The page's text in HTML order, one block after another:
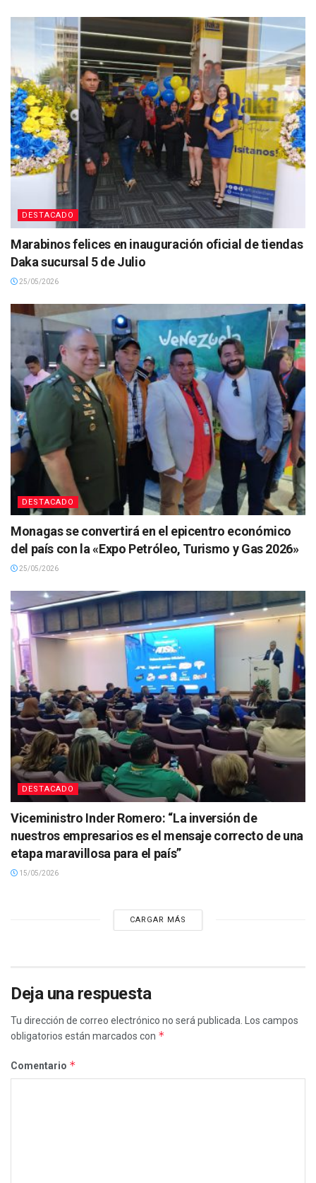
DESTACADO
Marabinos felices en inauguración oficial de tiendas
Daka sucursal 5 de Julio
25/05/2026
DESTACADO
Monagas se convertirá en el epicentro económico
del país con la «Expo Petróleo, Turismo y Gas 2026»
25/05/2026
DESTACADO
Viceministro Inder Romero: “La inversión de
nuestros empresarios es el mensaje correcto de una
etapa maravillosa para el país”
15/05/2026
CARGAR MÁS
Deja una respuesta
Tu dirección de correo electrónico no será publicada.
Los campos
obligatorios están marcados con *
Comentario *